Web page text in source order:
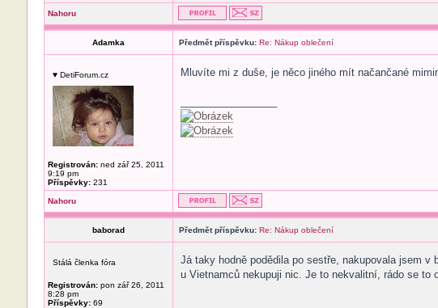
Nahoru
Adamka Předmět příspěvku: Re: Nákup oblečení
♥ DetiForum.cz
Registrován:ned zář 25, 2011
9:19 pm
Příspěvky:231
Mluvíte mi z duše, je něco jiného mít načančané
Nahoru
baborad Předmět příspěvku: Re: Nákup oblečení
Stálá členka fóra
Registrován:pon zář 26, 2011
8:28 pm
Příspěvky:69
Já taky hodně podědila po sestře, nakupovala jsem
u Vietnamců nekupuji nic. Je to nekvalitní, rádo se to